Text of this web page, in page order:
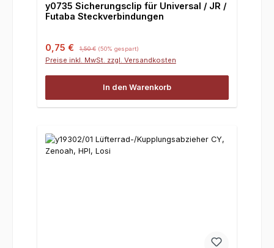
y0735 Sicherungsclip für Universal / JR /
Futaba Steckverbindungen
Verkaufspreis:
0,75 € 1,50 € (50% gespart)
Preise inkl. MwSt. zzgl. Versandkosten
In den Warenkorb